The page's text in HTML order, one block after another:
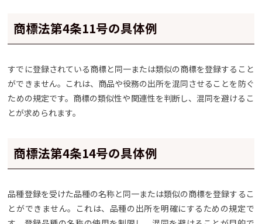
商標法第4条11号の具体例
すでに登録されている商標と同一または類似の商標を登録すること
ができません。これは、商品や役務の出所を混同させることを防ぐ
ための規定です。商標の類似性や関連性を判断し、混同を避けるこ
とが求められます。
商標法第4条14号の具体例
品種登録を受けた品種の名称と同一または類似の商標を登録するこ
とができません。これは、品種の出所を明確にするための規定で